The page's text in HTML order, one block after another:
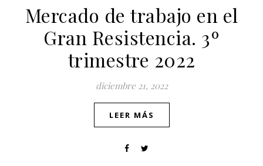
Mercado de trabajo en el
Gran Resistencia. 3º
trimestre 2022
diciembre 21, 2022
LEER MÁS